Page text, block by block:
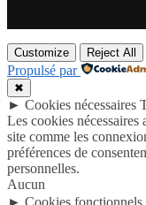
Customize Reject All
Propulsé par
✖
► Cookies nécessaires
Les cookies nécessaires
site comme les
préférences de
personnelles.
Aucun